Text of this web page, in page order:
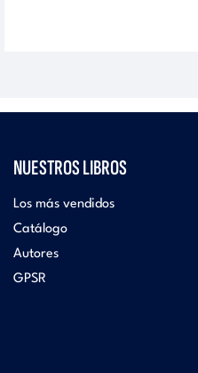
NUESTROS LIBROS
Los más vendidos
Catálogo
Autores
GPSR